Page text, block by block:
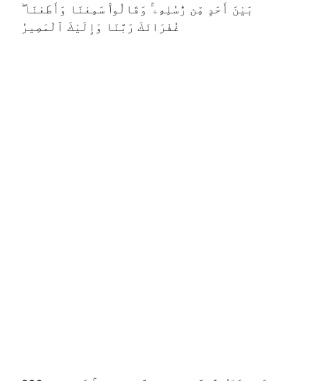
بَيْنَ أَحَدٍ مِّن رُّسُلِهِۦ ۚ وَقَالُوا۟ سَمِعْنَا وَأَطَعْنَا ۖ
غُفْرَانَكَ رَبَّنَا وَإِلَيْكَ ٱلْمَصِيرُ